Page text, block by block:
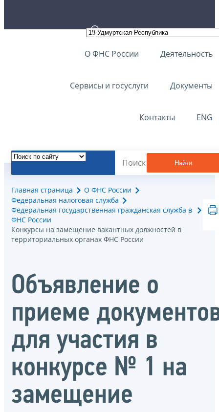
О ФНС России Деятельность
Сервисы и госуслуги Документы
Контакты ENG
Найти
Главная страница
О ФНС России
Федеральная налоговая служба
Федеральная государственная гражданская служба в
ФНС России
Конкурсы на замещение вакантных должностей в
территориальных органах ФНС России
Объявление о
приеме
для участия в
конкурсе № 1 на
замещение